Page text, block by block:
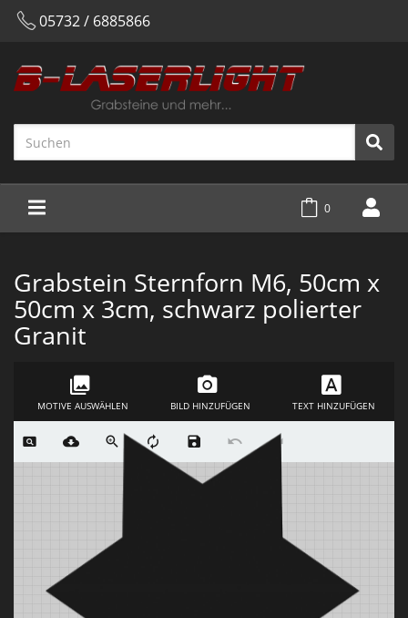
05732 / 6885866
0
Grabstein Sternforn M6, 50cm x
50cm x 3cm, schwarz polierter
Granit
MOTIVE AUSWÄHLEN BILD HINZUFÜGEN TEXT HINZUFÜGEN